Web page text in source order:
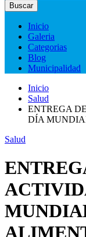
Buscar
Inicio
Galeria
Categorias
Blog
Municipalidad
Inicio
Salud
ENTREGA
DÍA
Salud